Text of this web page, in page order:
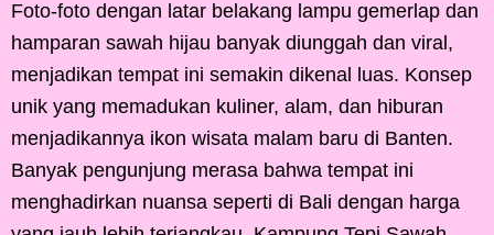
Foto-foto dengan latar belakang lampu gemerlap dan
hamparan sawah hijau banyak diunggah dan viral,
menjadikan tempat ini semakin dikenal luas. Konsep
unik yang memadukan kuliner, alam, dan hiburan
menjadikannya ikon wisata malam baru di Banten.
Banyak pengunjung merasa bahwa tempat ini
menghadirkan nuansa seperti di Bali dengan harga